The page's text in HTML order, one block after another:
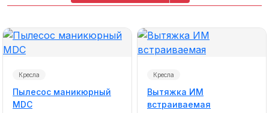
Кресла
Пылесос маникюрный
MDC
Кресла
Вытяжка ИМ
встраиваемая